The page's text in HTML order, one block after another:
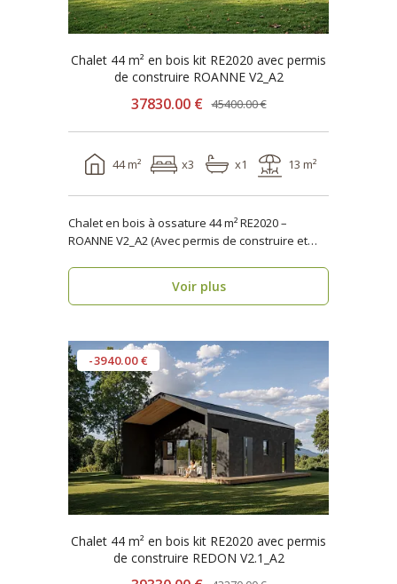
Chalet 44 m² en bois kit RE2020 avec permis
de construire ROANNE V2_A2
37830.00 € 45400.00 €
44 m² x3 x1 13 m²
Chalet en bois à ossature 44 m² RE2020 –
ROANNE V2_A2 (Avec permis de construire et
Voir plus
-3940.00 €
Chalet 44 m² en bois kit RE2020 avec permis
de construire REDON V2.1_A2